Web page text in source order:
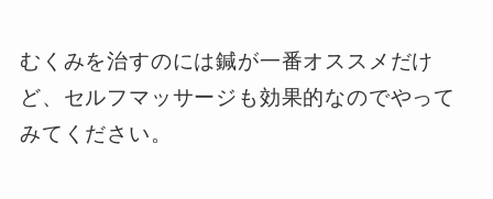
むくみを治すのには鍼が一番オススメだけ
ど、セルフマッサージも効果的なのでやって
みてください。